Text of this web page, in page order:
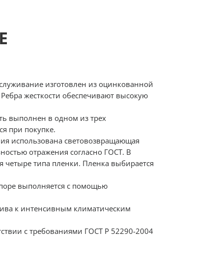
изготовлен из оцинкованной
жесткости обеспечивают высокую
выполнен в одном из трех
при покупке.
использована световозвращающая
отражения согласно ГОСТ. В
четыре типа пленки. Пленка выбирается
выполняется с помощью
к интенсивным климатическим
с требованиями ГОСТ Р 52290-2004